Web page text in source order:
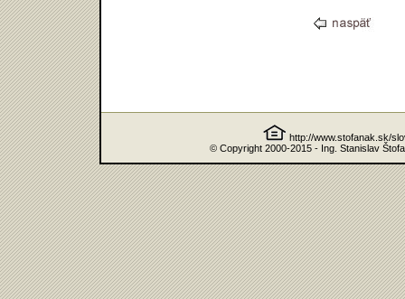
http://www.stofanak.sk/
© Copyright 2000-2015 - Ing. Stanislav